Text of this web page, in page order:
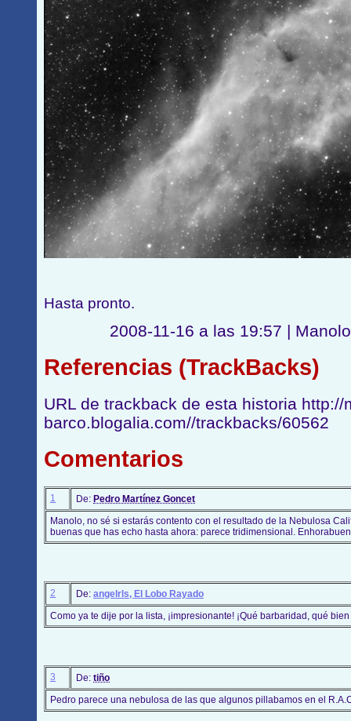
Hasta pronto.
2008-11-16 a las 19:57 |
Referencias (TrackBacks)
URL de trackback de esta historia http://
barco.blogalia.com//trackbacks/60562
Comentarios
1 De: Pedro Martínez Goncet
Manolo, no sé si estarás contento con el resultado de la Nebulosa
buenas que has echo hasta ahora: parece tridimensional.
2 De: angelrls, El Lobo Rayado
Como ya te dije por la lista, ¡impresionante! ¡Qué barbaridad, qué
3 De: tiño
Pedro parece una nebulosa de las que algunos pillabamos en el